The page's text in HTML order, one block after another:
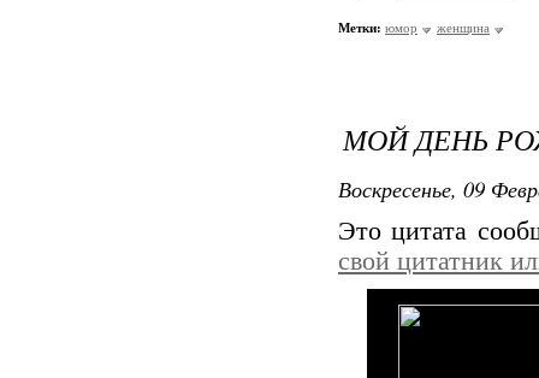
Метки: юмор женщина
МОЙ ДЕНЬ
Воскресенье, 09
Это цитата
свой цитатник